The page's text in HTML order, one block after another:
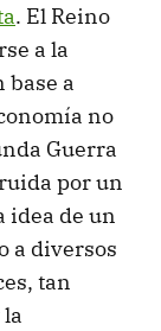
. El Reino
a la
base a
no
Guerra
por un
idea de un
a diversos
tan